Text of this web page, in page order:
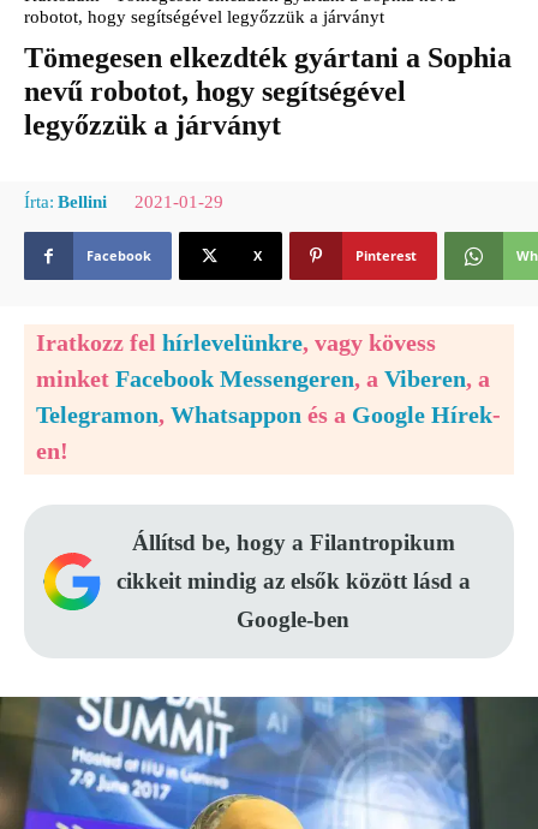
robotot, hogy segítségével legyőzzük a járványt
Tömegesen elkezdték gyártani a Sophia
nevű robotot, hogy segítségével
legyőzzük a járványt
Írta: Bellini 2021-01-29
Facebook X Pinterest
Iratkozz fel hírlevelünkre, vagy kövess
minket Facebook Messengeren, a Viberen, a
Telegramon, Whatsappon és a Google Hírek-
en!
Állítsd be, hogy a Filantropikum
cikkeit mindig az elsők között lásd a
Google-ben